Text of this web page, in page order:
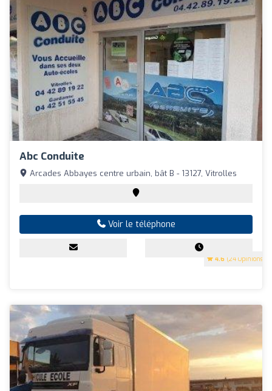
Abc Conduite
4.6 (24 Opinions)
Arcades Abbayes centre urbain, bât B - 13127, Vitrolles
Voir le téléphone